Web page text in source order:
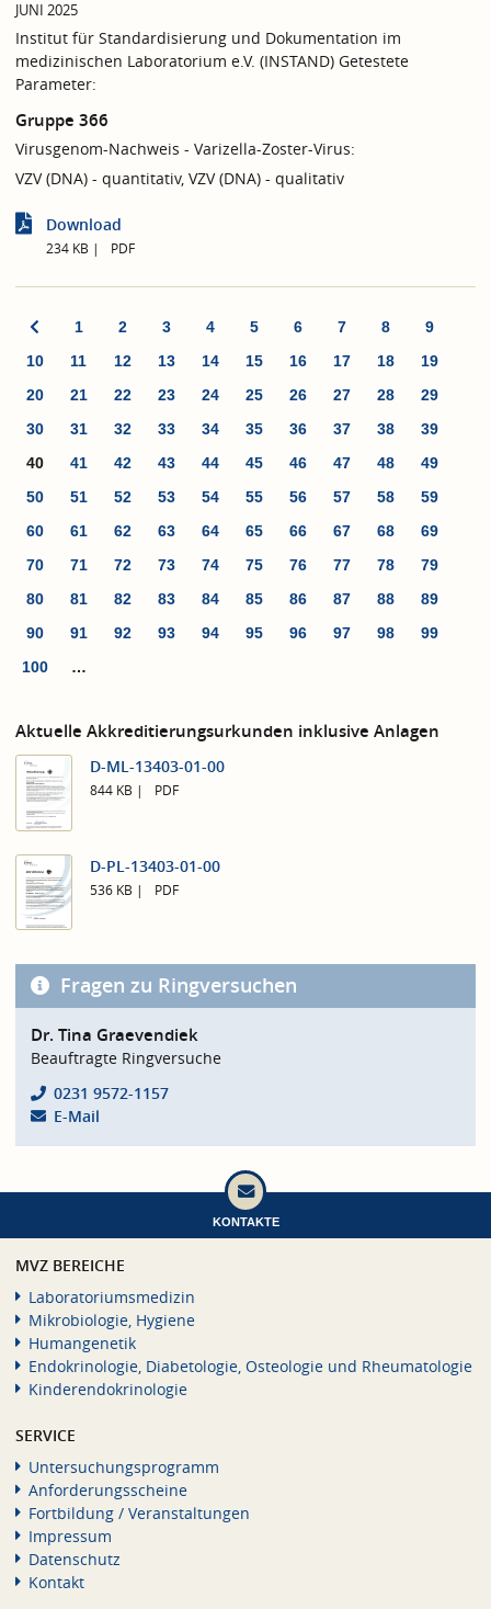
JUNI 2025
Institut für Standardisierung und Dokumentation im
medizinischen Laboratorium e.V. (INSTAND) Getestete
Parameter:
Gruppe 366
Virusgenom-Nachweis - Varizella-Zoster-Virus:
VZV (DNA) - quantitativ, VZV (DNA) - qualitativ
Download
234 KB PDF
1 2 3 4 5 6 7 8
9
10
11 12 13 14 15 16 17 18
19
20
21 22 23 24 25 26 27 28
29
30
31 32 33 34 35 36 37 38
39
40
41 42 43 44 45 46 47 48
49
50
51 52 53 54 55 56 57 58
59
60
61 62 63 64 65 66 67 68
69
70
71 72 73 74 75 76 77 78
79
80
81 82 83 84 85 86 87 88
89
90
91 92 93 94 95 96 97 98
99
100
…
Aktuelle Akkreditierungsurkunden inklusive Anlagen
D-ML-13403-01-00
844 KB PDF
D-PL-13403-01-00
536 KB PDF
Fragen zu Ringversuchen
Dr. Tina Graevendiek
Beauftragte Ringversuche
0231 9572-1157
E-Mail
KONTAKTE
MVZ BEREICHE
Laboratoriumsmedizin
Mikrobiologie, Hygiene
Humangenetik
Endokrinologie, Diabetologie, Osteologie und Rheumatologie
Kinderendokrinologie
SERVICE
Untersuchungsprogramm
Anforderungsscheine
Fortbildung / Veranstaltungen
Impressum
Datenschutz
Kontakt